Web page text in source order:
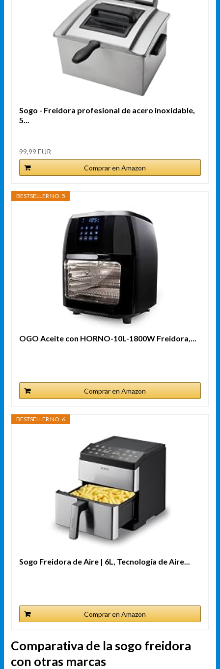
Sogo - Freidora profesional de acero inoxidable,
5...
99,99 EUR
Comprar en Amazon
BESTSELLER NO. 5
OGO Aceite con HORNO-10L-1800W Freidora,...
Comprar en Amazon
BESTSELLER NO. 6
Sogo Freidora de Aire | 6L, Tecnología de Aire...
Comprar en Amazon
Comparativa de la sogo freidora
con otras marcas